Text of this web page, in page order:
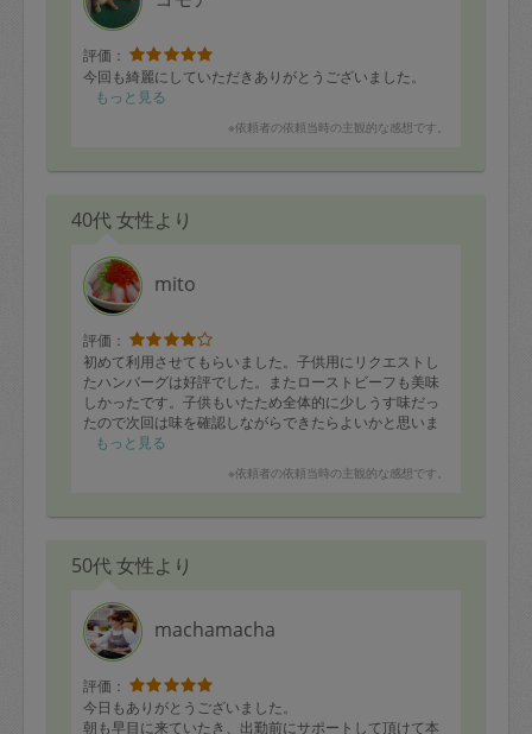
評価：
今回も綺麗にしていただきありがとうございました。
もっと見る
※依頼者の依頼当時の主観的な感想です。
40代 女性より
mito
評価：
初めて利用させてもらいました。子供用にリクエストし
たハンバーグは好評でした。またローストビーフも美味
しかったです。子供もいたため全体的に少しうす味だっ
たので次回は味を確認しながらできたらよいかと思いま
した。ありがとうございました！
もっと見る
※依頼者の依頼当時の主観的な感想です。
50代 女性より
machamacha
評価：
今日もありがとうございました。
朝も早目に来ていたき、出勤前にサポートして頂けて本